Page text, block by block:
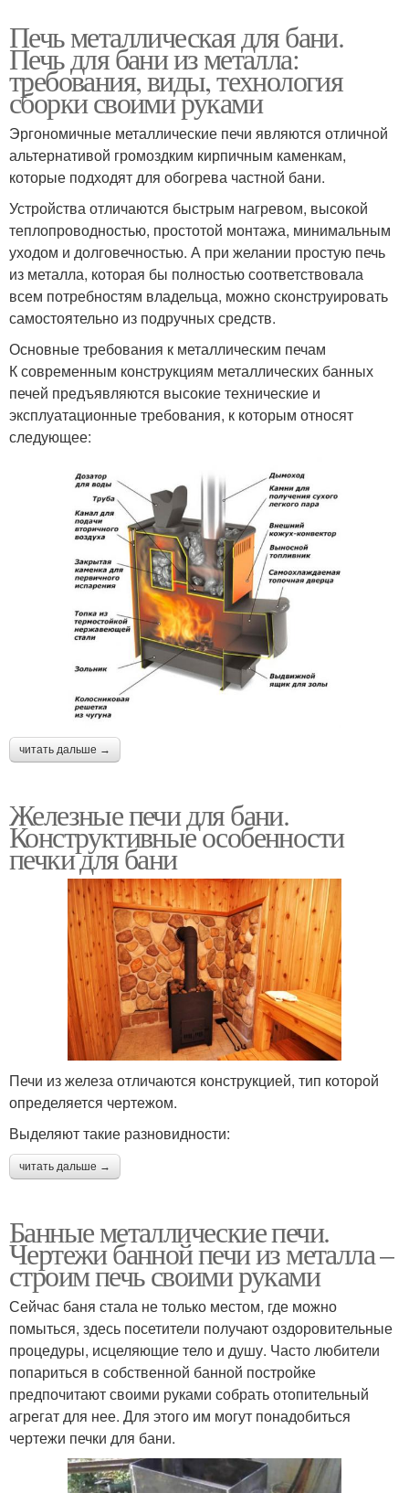
Печь металлическая для бани.
Печь для бани из металла:
требования, виды, технология
сборки своими руками
Эргономичные металлические печи являются отличной
альтернативой громоздким кирпичным каменкам,
которые подходят для обогрева частной бани.
Устройства отличаются быстрым нагревом, высокой
теплопроводностью, простотой монтажа, минимальным
уходом и долговечностью. А при желании простую печь
из металла, которая бы полностью соответствовала
всем потребностям владельца, можно сконструировать
самостоятельно из подручных средств.
Основные требования к металлическим печам
К современным конструкциям металлических банных
печей предъявляются высокие технические и
эксплуатационные требования, к которым относят
следующее:
читать дальше →
Железные печи для бани.
Конструктивные особенности
печки для бани
Печи из железа отличаются конструкцией, тип которой
определяется чертежом.
Выделяют такие разновидности:
читать дальше →
Банные металлические печи.
Чертежи банной печи из металла –
строим печь своими руками
Сейчас баня стала не только местом, где можно
помыться, здесь посетители получают оздоровительные
процедуры, исцеляющие тело и душу. Часто любители
попариться в собственной банной постройке
предпочитают своими руками собрать отопительный
агрегат для нее. Для этого им могут понадобиться
чертежи печки для бани.